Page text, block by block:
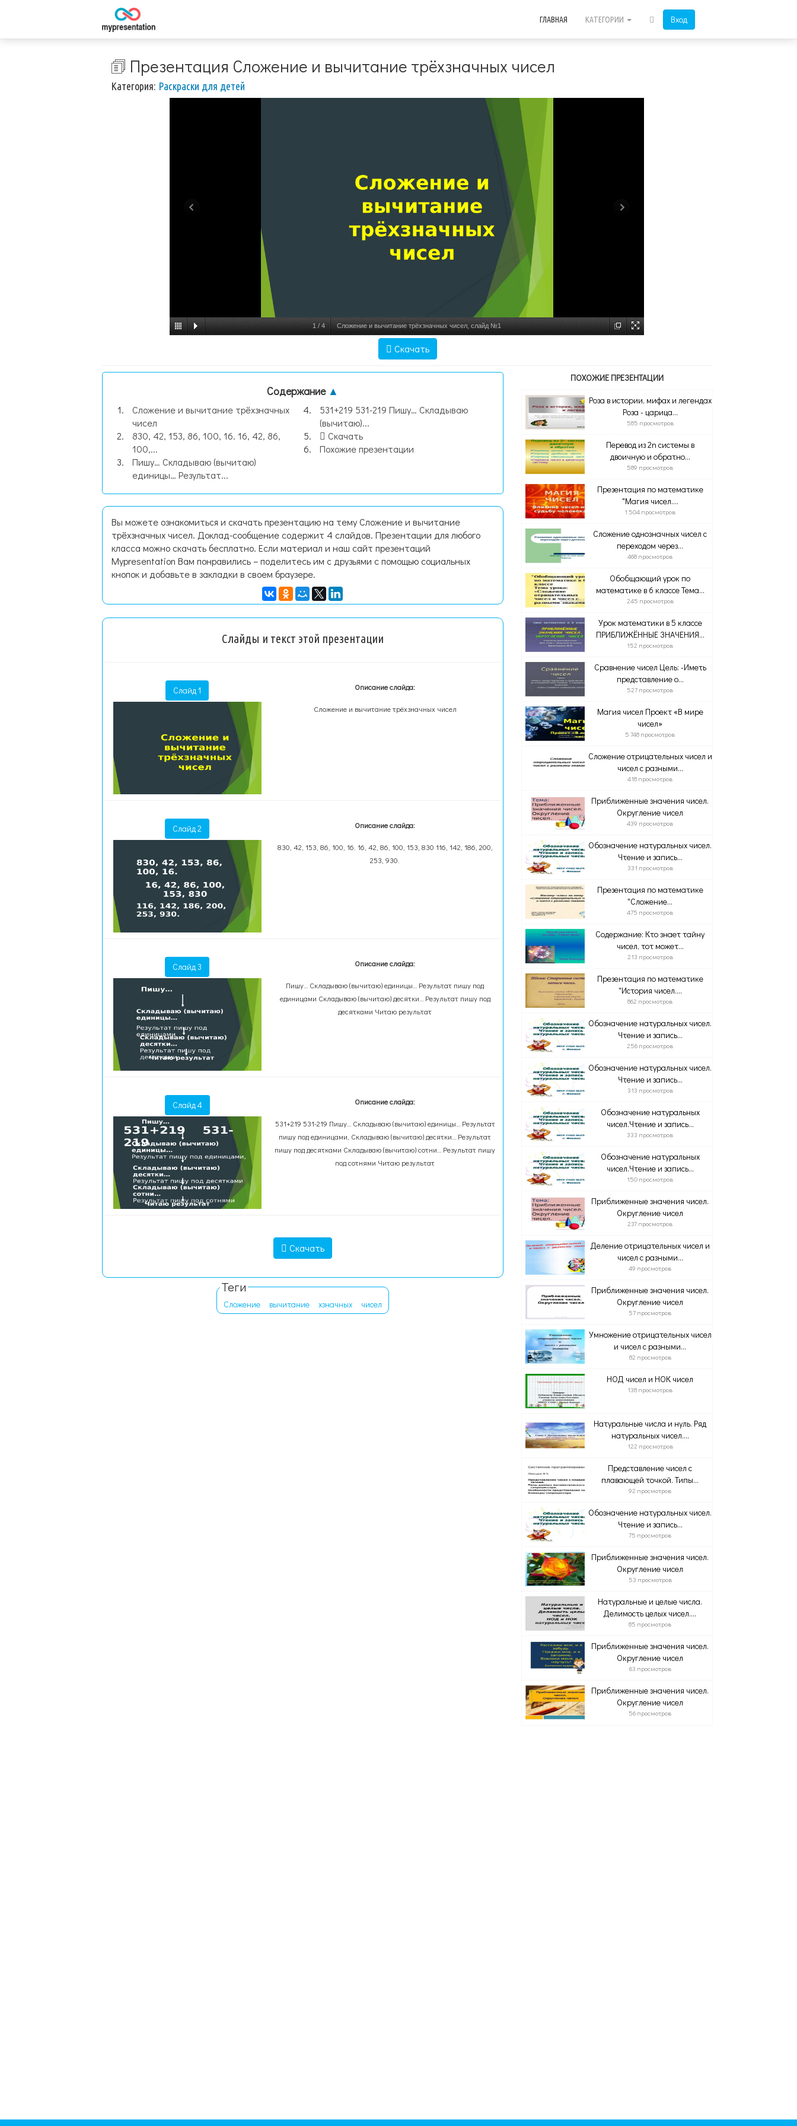
Вход
ГЛАВНАЯ КАТЕГОРИИ
🗊 Презентация Сложение и вычитание трёхзначных чисел
Категория: Раскраски для детей
1 / 4 Сложение и вычитание трёхзначных чисел, слайд №1
Скачать
Содержание ▲
Сложение и вычитание трёхзначных
чисел
830, 42, 153, 86, 100, 16. 16, 42, 86,
100,...
Пишу… Складываю (вычитаю)
единицы… Результат...
531+219 531-219 Пишу… Складываю
(вычитаю)...
Скачать
Похожие презентации
Вы можете ознакомиться и скачать презентацию на тему Сложение и вычитание
трёхзначных чисел. Доклад-сообщение содержит 4 слайдов. Презентации для любого
класса можно скачать бесплатно. Если материал и наш сайт презентаций
Mypresentation Вам понравились – поделитесь им с друзьями с помощью социальных
кнопок и добавьте в закладки в своем браузере.
Слайды и текст этой презентации
Слайд 1 Описание слайда:
Сложение и вычитание трёхзначных чисел
Слайд 2 Описание слайда:
830, 42, 153, 86, 100, 16. 16, 42, 86, 100, 153, 830 116, 142, 186, 200,
253, 930.
Слайд 3 Описание слайда:
Пишу… Складываю (вычитаю) единицы… Результат пишу под
единицами Складываю (вычитаю) десятки… Результат пишу под
десятками Читаю результат
Слайд 4 Описание слайда:
531+219 531-219 Пишу… Складываю (вычитаю) единицы… Результат
пишу под единицами, Складываю (вычитаю) десятки… Результат
пишу под десятками Складываю (вычитаю) сотни… Результат пишу
под сотнями Читаю результат
Скачать
Теги
Сложение вычитание хзначных чисел
ПОХОЖИЕ ПРЕЗЕНТАЦИИ
Роза в истории, мифах и легендах
Роза - царица...
585 просмотров
Перевод из 2n системы в
двоичную и обратно...
589 просмотров
Презентация по математике
"Магия чисел....
1 504 просмотров
Сложение однозначных чисел с
переходом через...
468 просмотров
Обобщающий урок по
математике в 6 классе Тема...
245 просмотров
Урок математики в 5 классе
ПРИБЛИЖЁННЫЕ ЗНАЧЕНИЯ...
152 просмотров
Сравнение чисел Цель: -Иметь
представление о...
527 просмотров
Магия чисел Проект «В мире
чисел»
5 748 просмотров
Сложение отрицательных чисел и
чисел с разными...
418 просмотров
Приближенные значения чисел.
Округление чисел
439 просмотров
Обозначение натуральных чисел.
Чтение и запись...
331 просмотров
Презентация по математике
"Сложение...
475 просмотров
Содержание: Кто знает тайну
чисел, тот может...
213 просмотров
Презентация по математике
"История чисел....
862 просмотров
Обозначение натуральных чисел.
Чтение и запись...
256 просмотров
Обозначение натуральных чисел.
Чтение и запись...
313 просмотров
Обозначение натуральных
чисел.Чтение и запись...
333 просмотров
Обозначение натуральных
чисел.Чтение и запись...
150 просмотров
Приближенные значения чисел.
Округление чисел
237 просмотров
Деление отрицательных чисел и
чисел с разными...
49 просмотров
Приближенные значения чисел.
Округление чисел
57 просмотров
Умножение отрицательных чисел
и чисел с разными...
82 просмотров
НОД чисел и НОК чисел
138 просмотров
Натуральные числа и нуль. Ряд
натуральных чисел....
122 просмотров
Представление чисел с
плавающей точкой. Типы...
92 просмотров
Обозначение натуральных чисел.
Чтение и запись...
75 просмотров
Приближенные значения чисел.
Округление чисел
53 просмотров
Натуральные и целые числа.
Делимость целых чисел....
85 просмотров
Приближенные значения чисел.
Округление чисел
63 просмотров
Приближенные значения чисел.
Округление чисел
56 просмотров